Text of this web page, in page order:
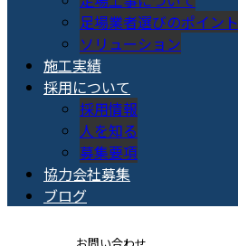
足場業者選びのポイント
ソリューション
施工実績
採用について
採用情報
人を知る
募集要項
協力会社募集
ブログ